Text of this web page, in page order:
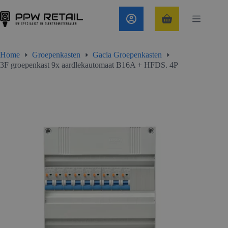
naar
de
Winkelwagen
Home Groepenkasten
Gacia Groepenkasten
3F groepenkast 9x aardlekautomaat B16A + HFDS. 4P